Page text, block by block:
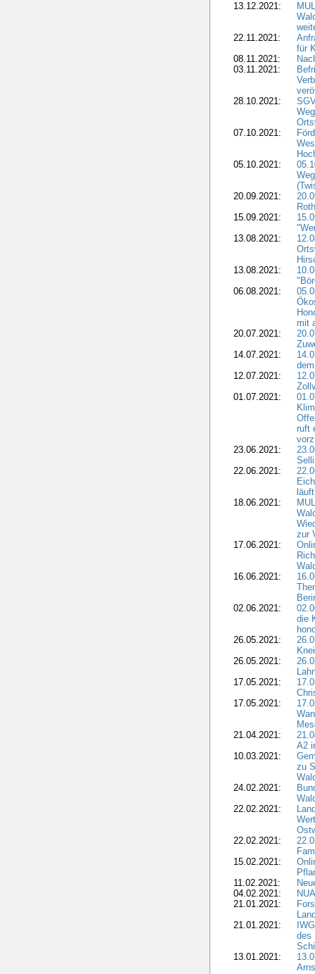
13.12.2021:
22.11.2021:
für
08.11.2021:
03.11.2021:
28.10.2021:
07.10.2021:
05.10.2021:
20.09.2021:
15.09.2021:
13.08.2021:
13.08.2021:
06.08.2021:
mit
20.07.2021:
14.07.2021:
12.07.2021:
01.07.2021:
ruft
23.06.2021:
22.06.2021:
18.06.2021:
zur
17.06.2021:
16.06.2021:
02.06.2021:
die
26.05.2021:
26.05.2021:
17.05.2021:
17.05.2021:
21.04.2021:
A2
10.03.2021:
zu
24.02.2021:
22.02.2021:
22.02.2021:
15.02.2021:
11.02.2021:
04.02.2021:
21.01.2021:
21.01.2021:
des
13.01.2021: